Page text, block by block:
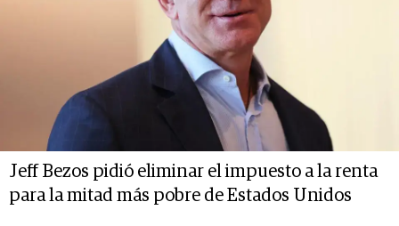
Jeff Bezos pidió eliminar el impuesto a la renta
para la mitad más pobre de Estados Unidos